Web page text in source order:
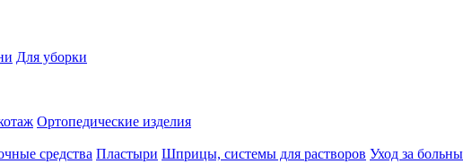
Для уборки
Ортопедические изделия
средства Пластыри Шприцы, системы для растворов Уход за